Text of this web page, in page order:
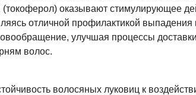
оказывают стимулирующее
отличной профилактикой выпадения
улучшая процессы
волос.
волосяных луковиц к